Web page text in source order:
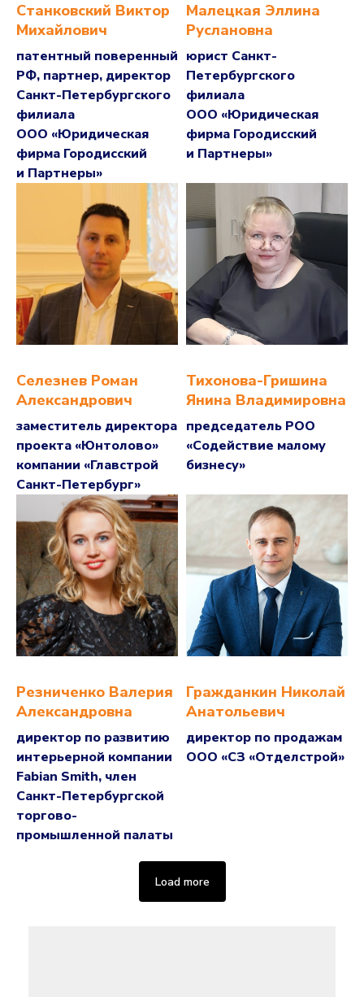
Станковский Виктор
Михайлович
патентный поверенный
РФ, партнер, директор
Санкт-Петербургского
филиала
ООО «Юридическая
фирма Городисский
и Партнеры»
Малецкая Эллина
Руслановна
юрист Санкт-
Петербургского
филиала
ООО «Юридическая
фирма Городисский
и Партнеры»
Селезнев Роман
Александрович
заместитель директора
проекта «Юнтолово»
компании «Главстрой
Санкт-Петербург»
Тихонова-Гришина
Янина Владимировна
председатель РОО
«Содействие малому
бизнесу»
Резниченко Валерия
Александровна
директор по развитию
интерьерной компании
Fabian Smith, член
Санкт-Петербургской
торгово-
промышленной палаты
Гражданкин Николай
Анатольевич
директор по продажам
ООО «СЗ «Отделстрой»
Load more